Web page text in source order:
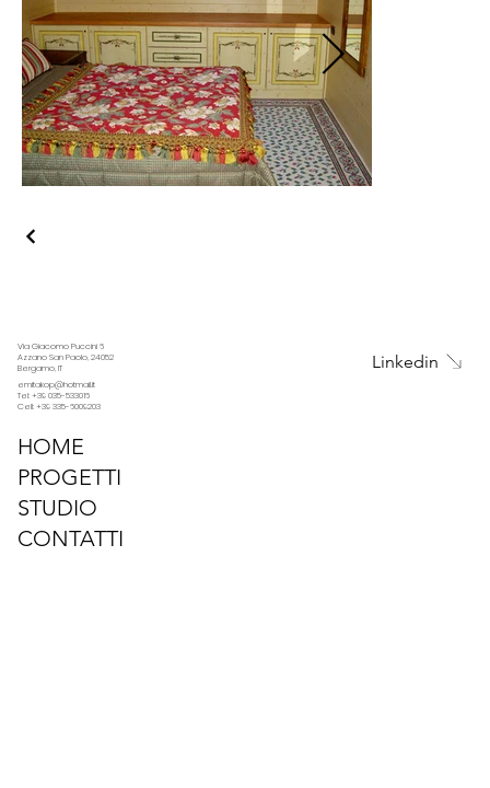
Via Giacomo Puccini 6
Azzano San Paolo, 24052
Bergamo, IT
emitakop@hotmail.it
Tel: +39 035-533016
Cell: +39 335-6009203
HOME
PROGETTI
STUDIO
CONTATTI
Linkedin